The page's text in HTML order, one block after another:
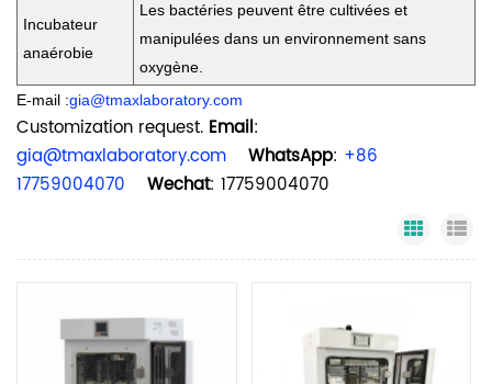
Incubateur
anaérobie
Les bactéries peuvent être cultivées et
manipulées dans un environnement sans
oxygène.
E-mail :gia@tmaxlaboratory.com
Customization request. Email:
gia@tmaxlaboratory.com
WhatsApp: +86
17759004070
Wechat: 17759004070
Grid